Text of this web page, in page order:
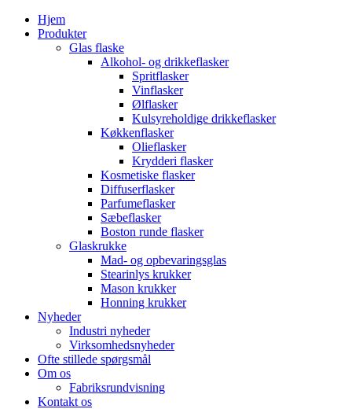
Hjem
Produkter
Glas flaske
Alkohol- og drikkeflasker
Spritflasker
Vinflasker
Ølflasker
Kulsyreholdige drikkeflasker
Køkkenflasker
Olieflasker
Krydderi flasker
Kosmetiske flasker
Diffuserflasker
Parfumeflasker
Sæbeflasker
Boston runde flasker
Glaskrukke
Mad- og opbevaringsglas
Stearinlys krukker
Mason krukker
Honning krukker
Nyheder
Industri nyheder
Virksomhedsnyheder
Ofte stillede spørgsmål
Om os
Fabriksrundvisning
Kontakt os